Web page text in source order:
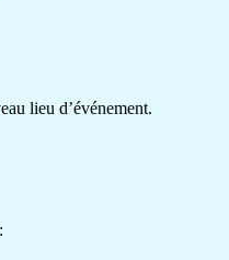
lieu d’événement.